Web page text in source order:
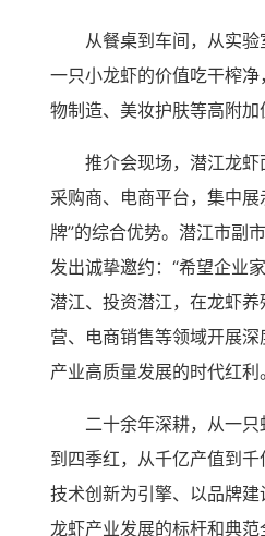
从餐桌到车间，从实
一只小龙虾的价值吃干榨
物制造、美妆护肤等高附加
推介会现场，潜江龙虾
采购商、电商平台，集中
牌”的综合优势。潜江市副
发出诚挚邀约：“希望企业
潜江、投资潜江，在龙虾
营、电商销售等领域开展
产业高质量发展的时代红利
二十余年深耕，从一
到四季红，从千亿产值到
技术创新为引擎、以品牌
龙虾产业发展的标杆和典